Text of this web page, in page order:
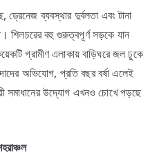
ব্যবস্থার দুর্বলতা এবং টানা
শিলচরের বহু গুরুত্বপূর্ণ সড়কে যান
গ্রামীণ এলাকায় বাড়িঘরে জল ঢুকে
অভিযোগ, প্রতি বছর বর্ষা এলেই
সমাধানের উদ্যোগ এখনও চোখে পড়ছে